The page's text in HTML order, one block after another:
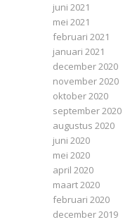
juni 2021
mei 2021
februari 2021
januari 2021
december 2020
november 2020
oktober 2020
september 2020
augustus 2020
juni 2020
mei 2020
april 2020
maart 2020
februari 2020
december 2019